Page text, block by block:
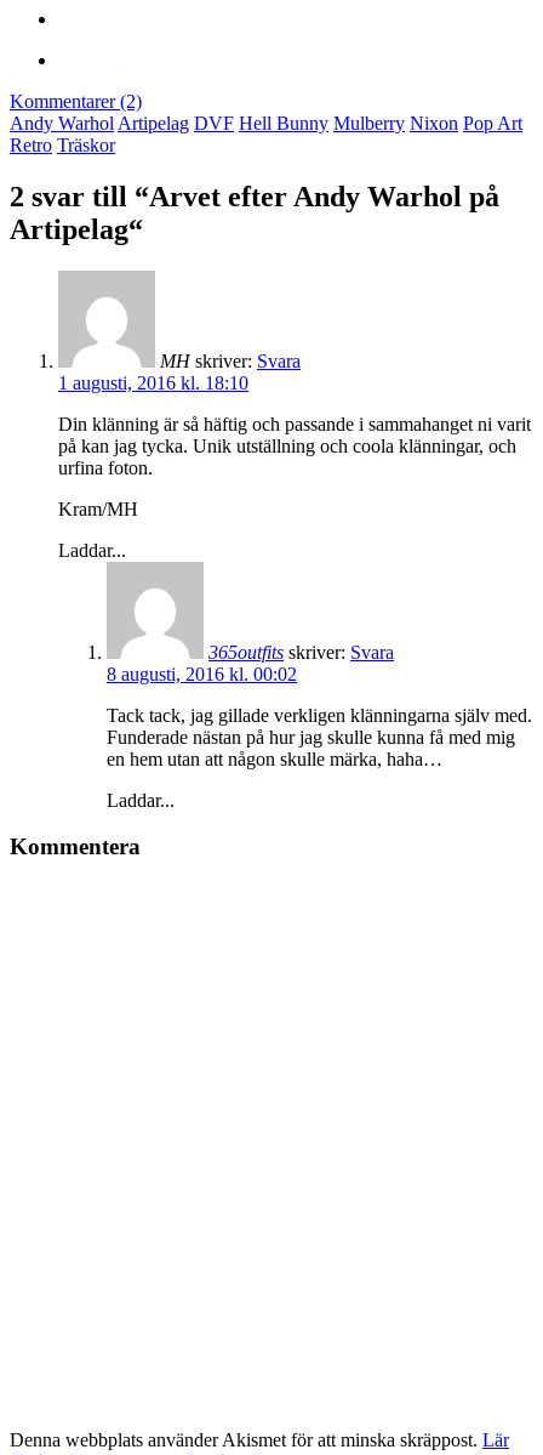
Kommentarer (2)
Andy Warhol Artipelag DVF Hell Bunny Mulberry Nixon Pop Art
Retro Träskor
2 svar till “Arvet efter Andy Warhol på
Artipelag“
MH skriver: Svara
1 augusti, 2016 kl. 18:10
Din klänning är så häftig och passande i sammahanget ni varit
på kan jag tycka. Unik utställning och coola klänningar, och
urfina foton.
Kram/MH
Laddar...
365outfits skriver: Svara
8 augusti, 2016 kl. 00:02
Tack tack, jag gillade verkligen klänningarna själv med.
Funderade nästan på hur jag skulle kunna få med mig
en hem utan att någon skulle märka, haha…
Laddar...
Kommentera
Denna webbplats använder Akismet för att minska skräppost. Lär